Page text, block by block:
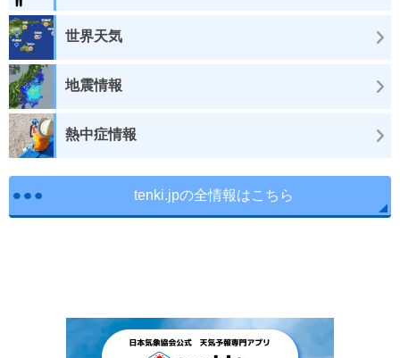
世界天気
地震情報
熱中症情報
tenki.jpの全情報はこちら